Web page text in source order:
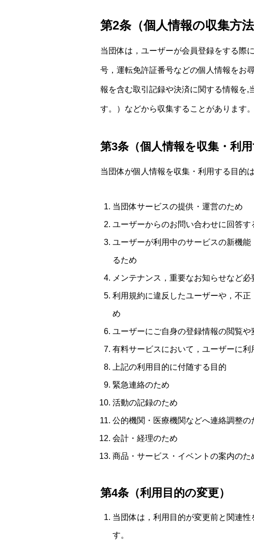
第2条（個人情報の収集方法
当団体は，ユーザーが会員登録をする際
号，運転免許証番号などの個人情報をお
報を含む取引記録や決済に関する情報を,
す。）などから収集することがあります。
第3条（個人情報を収集・利用
当団体が個人情報を収集・利用する目的
当団体サービスの提供・運営のため
ユーザーからのお問い合わせに回答す
ユーザーが利用中のサービスの新機
るため
メンテナンス，重要なお知らせなど
利用規約に違反したユーザーや，不
め
ユーザーにご自身の登録情報の閲覧
有料サービスにおいて，ユーザーに利
上記の利用目的に付随する目的
緊急連絡のため
活動の記録のため
公的機関・医療機関などへ連絡調整の
会計・経理のため
商品・サービス・イベントの案内のた
第4条（利用目的の変更）
当団体は，利用目的が変更前と関連
す。